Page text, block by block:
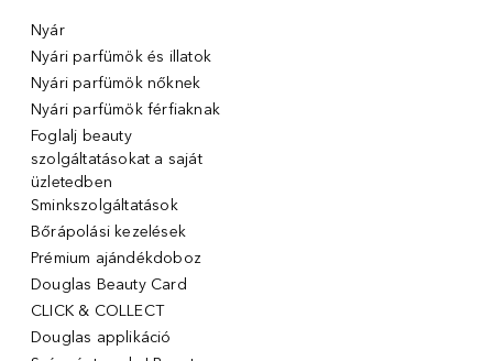
Nyár
Nyári parfümök és illatok
Nyári parfümök nőknek
Nyári parfümök férfiaknak
Foglalj beauty
szolgáltatásokat a saját
üzletedben
Sminkszolgáltatások
Bőrápolási kezelések
Prémium ajándékdoboz
Douglas Beauty Card
CLICK & COLLECT
Douglas applikáció